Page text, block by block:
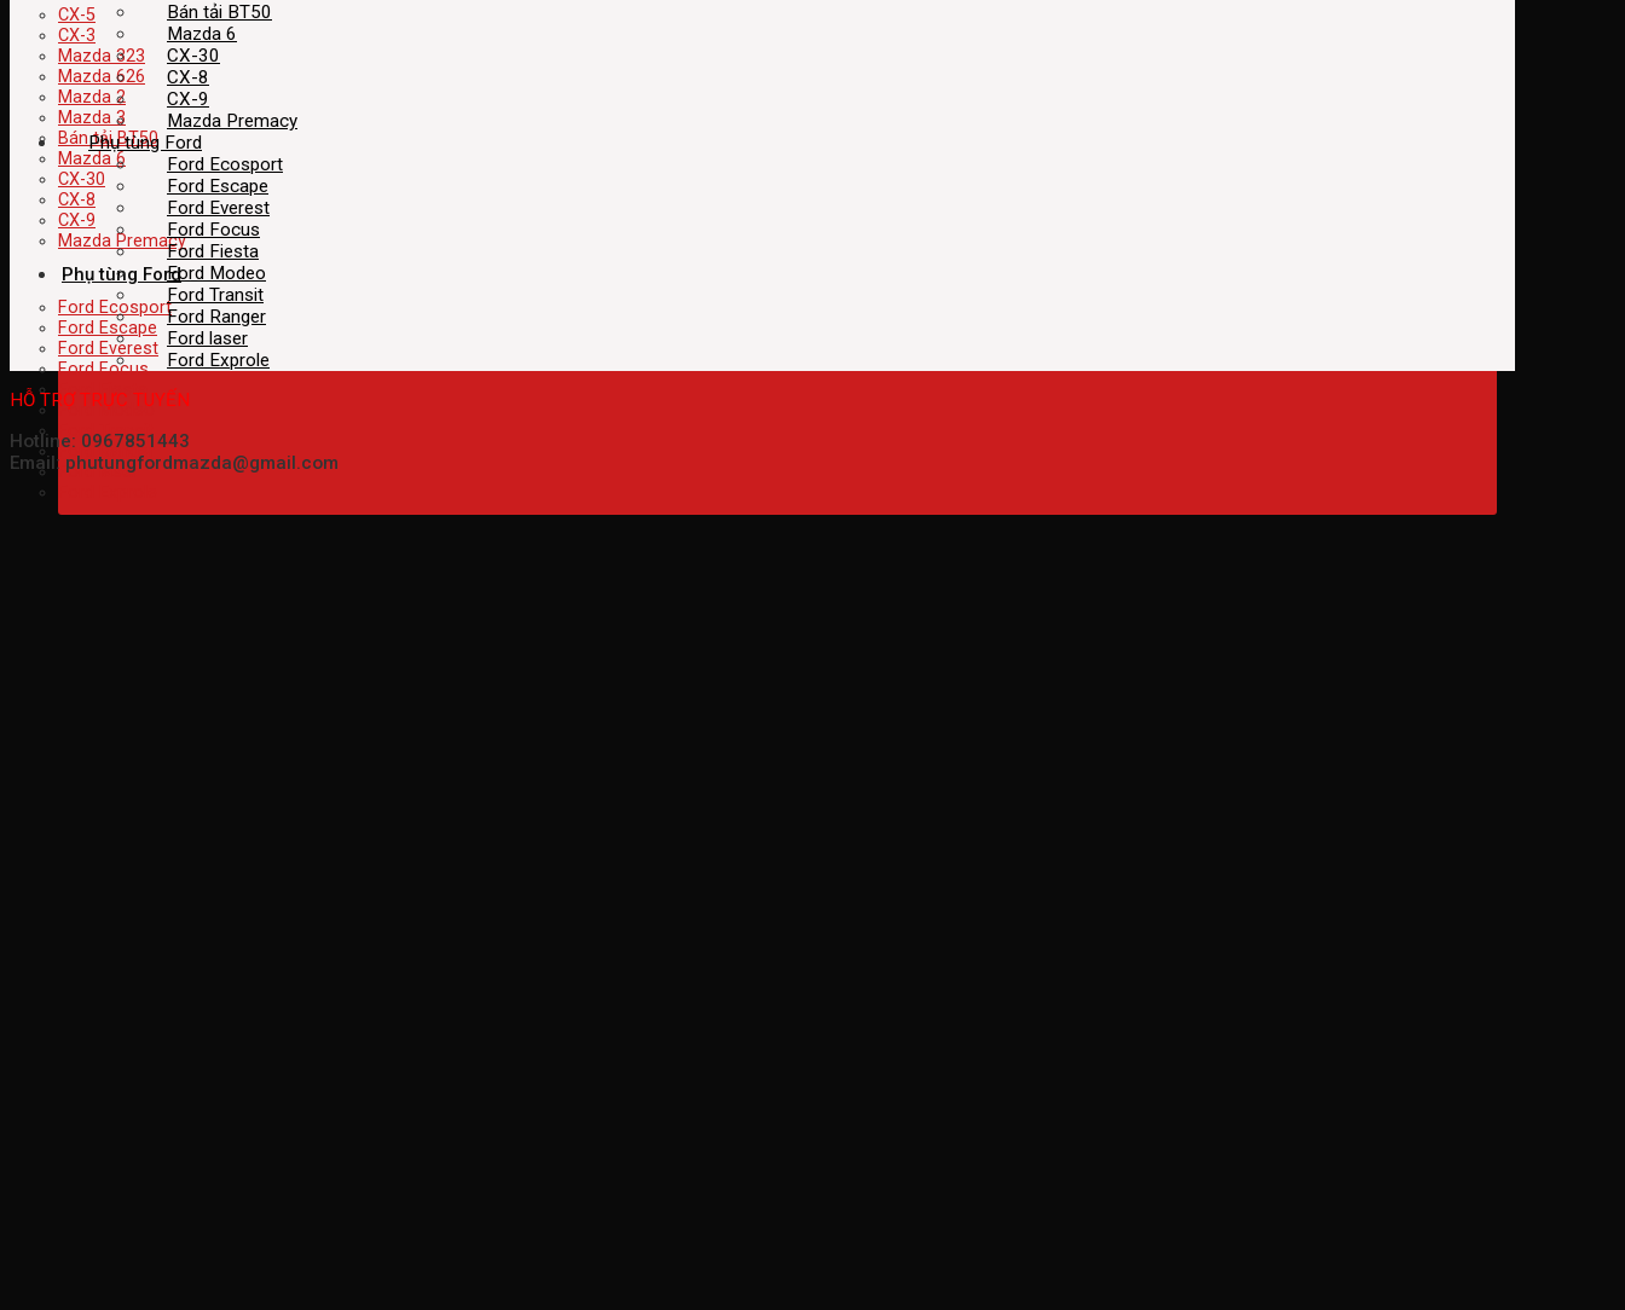
CX-5
CX-3
Mazda 323
Mazda 626
Mazda 2
Mazda 3
Bán tải BT50
Mazda 6
CX-30
CX-8
CX-9
Mazda Premacy
Phụ tùng Ford
Ford Ecosport
Ford Escape
Ford Everest
Ford Focus
Ford Fiesta
Ford Modeo
Ford Transit
Ford Ranger
Ford laser
Bán tải BT50
Mazda 6
CX-30
CX-8
CX-9
Mazda Premacy
Phụ tùng Ford
Ford Ecosport
Ford Escape
Ford Everest
Ford Focus
Ford Fiesta
Ford Modeo
Ford Transit
Ford Ranger
Ford laser
Ford Exprole
HỖ TRỢ TRỰC TUYẾN
Hotline: 0967851443
Email: phutungfordmazda@gmail.com